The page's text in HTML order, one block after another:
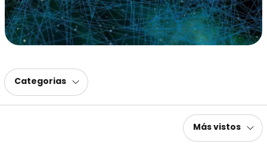
Categorias
Más vistos